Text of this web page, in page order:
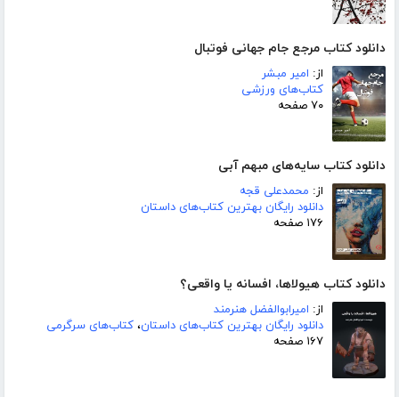
دانلود کتاب مرجع جام جهانی فوتبال
از: امیر مبشر
کتاب‌های ورزشی
۷۰ صفحه
دانلود کتاب سایه‌های مبهم آبی
از: محمدعلی قجه
دانلود رایگان بهترین کتاب‌های داستان
۱۷۶ صفحه
دانلود کتاب هیولاها، افسانه یا واقعی؟
از: امیرابوالفضل هنرمند
دانلود رایگان بهترین کتاب‌های داستان، کتاب‌های سرگرمی
۱۶۷ صفحه